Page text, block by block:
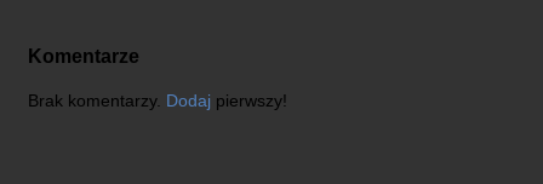
Komentarze
Brak komentarzy. Dodaj pierwszy!